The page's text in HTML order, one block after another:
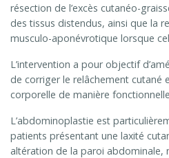
résection de l’excès cutanéo-
des tissus distendus, ainsi que la
musculo-aponévrotique lorsque
L’intervention a pour objectif
de corriger le relâchement cutané
corporelle de manière
L’abdominoplastie est
patients présentant une laxité
altération de la paroi abdominale,